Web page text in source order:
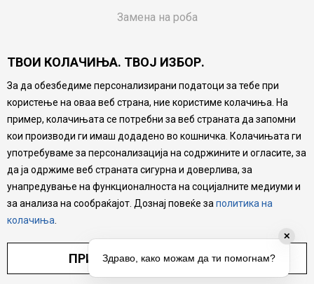
Замена на роба
Ваучери
Product Finder
FAQs
Настојуваме да бидеме што попрецизни во описот на
производите, прикажување на слики и цени, но не
можеме да гарантираме дека сите информации се
комплетни и без грешка. Сите производи се дел од
нашата понуда, но не се подразбира дека мора да се
достапни во секој момент.
ТВОИ КОЛАЧИЊА. ТВОЈ ИЗБОР.
За да обезбедиме персонализирани податоци за тебе при
користење на оваа веб страна, ние користиме колачиња. На
пример, колачињата се потребни за веб страната да запомни
кои производи ги имаш додадено во кошничка. Колачињата ги
употребуваме за персонализација на содржините и огласите, за
да ја одржиме веб страната сигурна и доверлива, за
унапредување на функционалноста на социјалните медиуми и
за анализа на сообраќајот. Дознај повеќе за политика на
колачиња
ПРИЛАГОДИ ПОСТАВУВАЊА
✕
Здраво, како можам да ти помогнам?